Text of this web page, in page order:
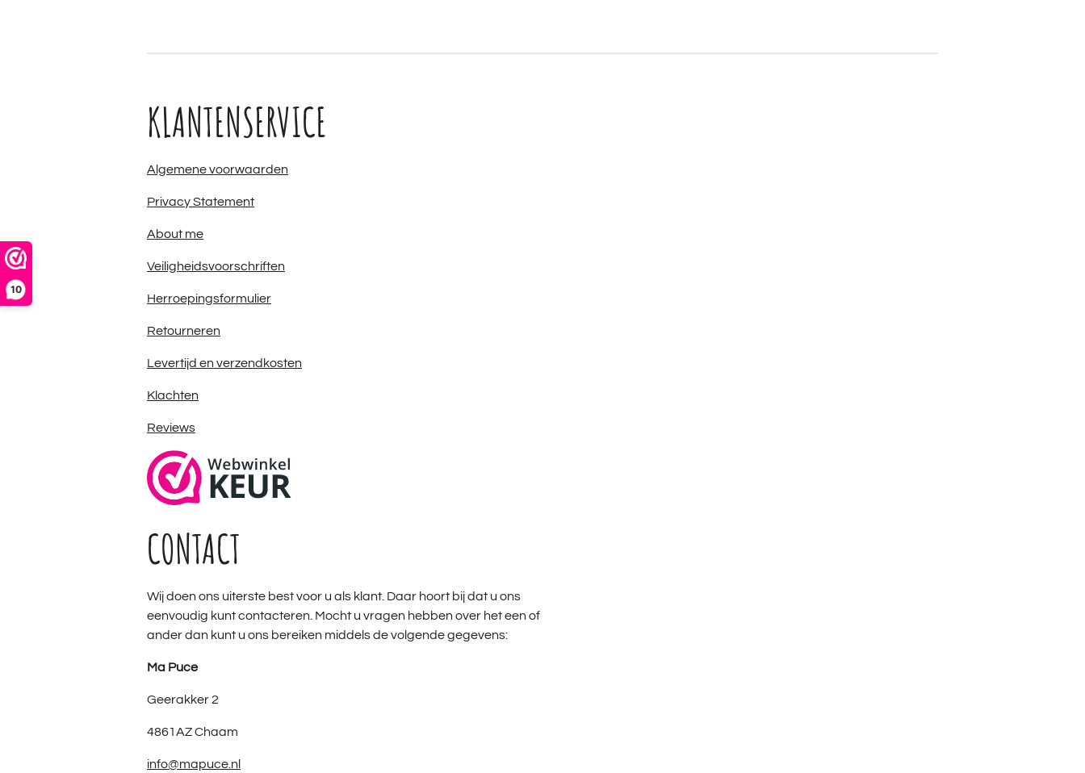
10
KLANTENSERVICE
Algemene voorwaarden
Privacy Statement
About me
Veiligheidsvoorschriften
Herroepingsformulier
Retourneren
Levertijd en verzendkosten
Klachten
Reviews
CONTACT
Wij doen ons uiterste best voor u als klant. Daar hoort bij dat u ons
eenvoudig kunt contacteren. Mocht u vragen hebben over het een of
ander dan kunt u ons bereiken middels de volgende gegevens:
Ma Puce
Geerakker 2
4861AZ Chaam
info@mapuce.nl